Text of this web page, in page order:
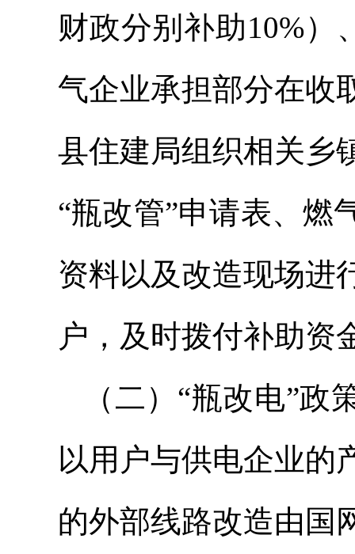
财政分别补助10%）
气企业承担部分在收
县住建局组织相关乡
“瓶改管”申请表、燃
资料以及改造现场进
户，及时拨付补助资
（二）“瓶改电”
以用户与供电企业的
的外部线路改造由国